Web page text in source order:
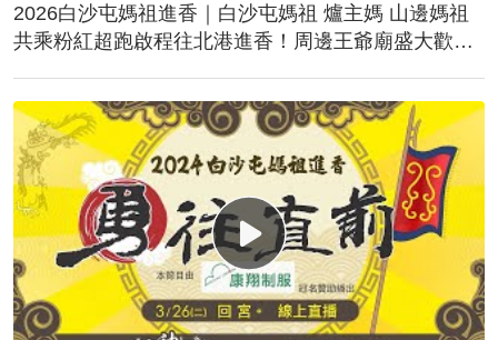
2026白沙屯媽祖進香｜白沙屯媽祖 爐主媽 山邊媽祖
共乘粉紅超跑啟程往北港進香！周邊王爺廟盛大歡